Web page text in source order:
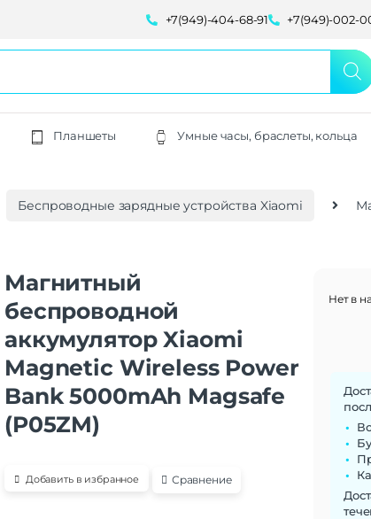
+7(949)-404-68-91 +7(949)-002-
Планшеты Умные часы, браслеты, кольца
Беспроводные зарядные устройства Xiaomi
Магнитный
беспроводной
аккумулятор Xiaomi
Magnetic Wireless Power
Bank 5000mAh Magsafe
(P05ZM)
Добавить в избранное Сравнение
Нет в